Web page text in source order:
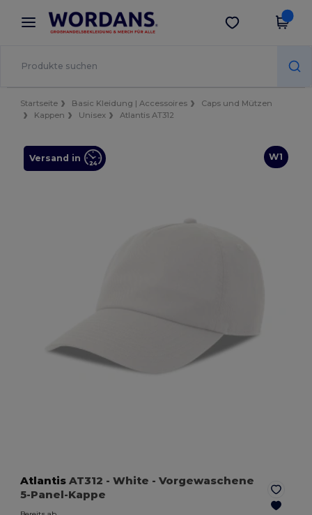
× Wordans App
Bessere Preise in der App!
App holen
Startseite Basic Kleidung | Accessoires
Caps und Mützen
Kappen
Unisex Atlantis AT312
W1
Versand in
Atlantis AT312 - White - Vorgewaschene
5-Panel-Kappe